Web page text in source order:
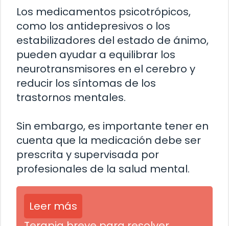
Los medicamentos psicotrópicos,
como los antidepresivos o los
estabilizadores del estado de ánimo,
pueden ayudar a equilibrar los
neurotransmisores en el cerebro y
reducir los síntomas de los
trastornos mentales.
Sin embargo, es importante tener en
cuenta que la medicación debe ser
prescrita y supervisada por
profesionales de la salud mental.
Leer más